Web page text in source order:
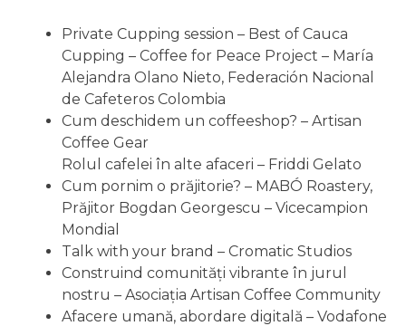
Private Cupping session – Best of Cauca
Cupping – Coffee for Peace Project – María
Alejandra Olano Nieto, Federación Nacional
de Cafeteros Colombia
Cum deschidem un coffeeshop? – Artisan
Coffee Gear
Rolul cafelei în alte afaceri – Friddi Gelato
Cum pornim o prăjitorie? – MABÓ Roastery,
Prăjitor Bogdan Georgescu – Vicecampion
Mondial
Talk with your brand – Cromatic Studios
Construind comunități vibrante în jurul
nostru – Asociația Artisan Coffee Community
Afacere umană, abordare digitală – Vodafone